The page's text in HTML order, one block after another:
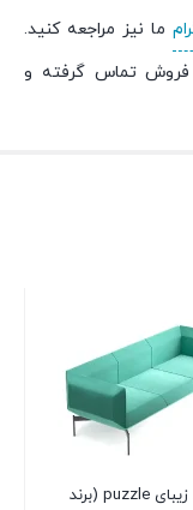
ما نیز مراجعه کنید.
فروش تماس گرفته و
مبل راحتی زیبای puzzle (برند